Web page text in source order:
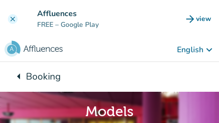
clear Affluences
FREE – Google Play arrow_forward view
(new
English keyboard_arrow_down
arrow_leftBack to:
Booking
Models